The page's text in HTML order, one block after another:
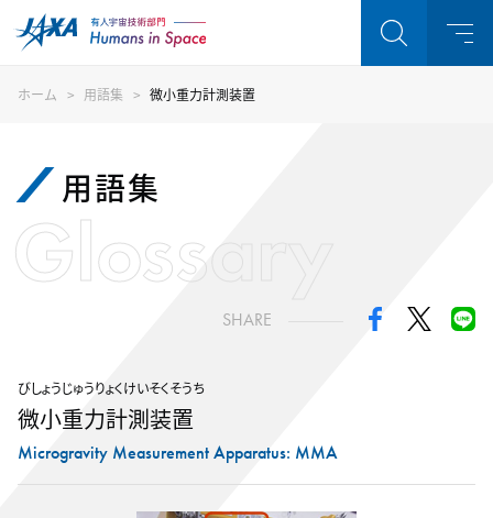
ホーム 用語集 微小重力計測装置
用語集
Glossary
SHARE
びしょうじゅうりょくけいそくそうち
微小重力計測装置
Microgravity Measurement Apparatus: MMA